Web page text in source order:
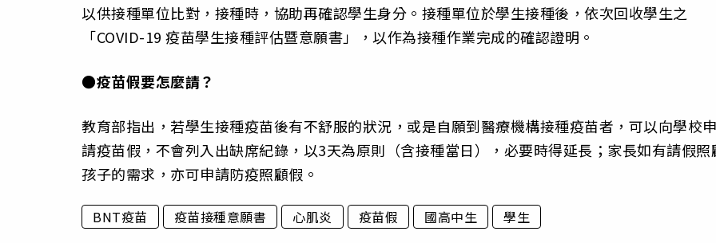
以供接種單位比對，接種時，協助再確認學生身分。接種單位於學生接種後，依次回收學生之
「COVID-19 疫苗學生接種評估暨意願書」，以作為接種作業完成的確認證明。
●疫苗假要怎麼請？
教育部指出，若學生接種疫苗後有不舒服的狀況，或是自願到醫療機構接種疫苗者，可以向學校
請疫苗假，不會列入出缺席紀錄，以3天為原則（含接種當日），必要時得延長；家長如有請假照
孩子的需求，亦可申請防疫照顧假。
BNT疫苗 疫苗接種意願書 心肌炎 疫苗假 國高中生 學生